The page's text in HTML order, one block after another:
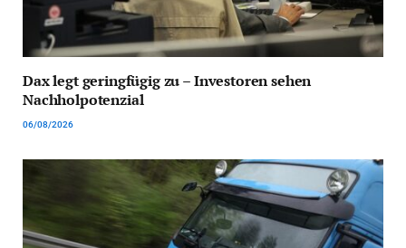
Dax legt geringfügig zu – Investoren sehen
Nachholpotenzial
06/08/2026